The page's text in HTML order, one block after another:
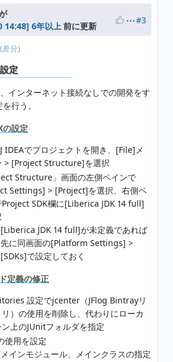
6年以上前に更新
#3
差分)
定
インターネット接続なしでの開発をす
行う。
の設定
IDEAでプロジェクトを開き、[File]メ
> [Project Structure]を選択
Structure」画面の左側ペインで
Settings] > [Project]を選択、右側ペ
Project SDK欄に[Liberica JDK 14 full]
[Liberica JDK 14 full]が未定義であれば
先に同画面の[Platform Settings] >
[SDKs]で設定しておく
定義の修正
設定でjcenter（JFlog Bintrayリ
）の使用を削除し、代わりにローカ
上のJUnitフォルダを指定
使用を設定
メインモジュール、メインクラスの指定